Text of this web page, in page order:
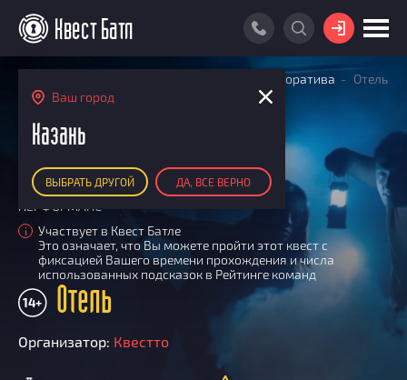
Ваш город
Казань
ВЫБРАТЬ ДРУГОЙ ДА, ВСЕ ВЕРНО
ВОЙТИ
РЕЙТИНГ КОМАНД
По количеству очков
По качеству игры
Список команд
ПОИСК КОМАНДЫ
КВЕСТ БАТЛ
О Квест Батле
Cashback
Как подсчитываются рейтинги
КВЕСТ В ПОДАРОК
Квесты для корпоратива Отель
ПЕРФОРМАНС
i
Участвует в Квест Батле
Это означает, что Вы можете пройти этот квест с
фиксацией Вашего времени прохождения и числа
использованных подсказок в Рейтинге команд
Отель
14+
Организатор: Квестто